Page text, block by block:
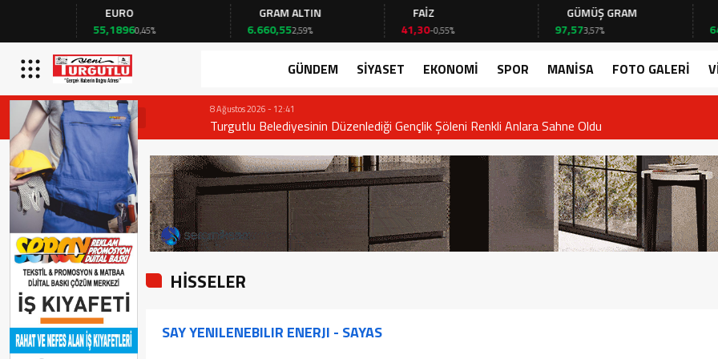
EURO
55,18960,45%
GRAM ALTIN
6.660,552,59%
FAİZ
41,30
-0,55%
GÜMÜŞ GRAM
97,57
3,57%
GÜNDEM SİYASET EKONOMİ SPOR MANİSA FOTO GALERİ
8 Ağustos 2026 - 12:41
Turgutlu Belediyesinin Düzenlediği Gençlik Şöleni Renkli Anlara Sahne Oldu
HİSSELER
SAY YENILENEBILIR ENERJI - SAYAS